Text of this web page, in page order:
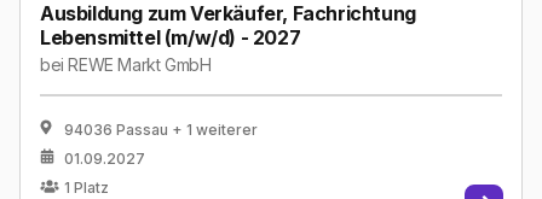
Ausbildung zum Verkäufer, Fachrichtung
Lebensmittel (m/w/d) - 2027
beiREWE Markt GmbH
94036 Passau + 1 weiterer
01.09.2027
1 Platz